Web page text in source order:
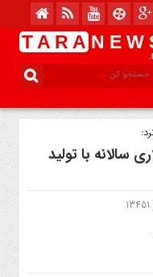
T A R A N E W
دلاری سالانه با تولید